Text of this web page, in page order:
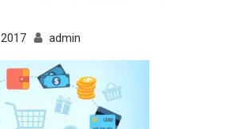
admin